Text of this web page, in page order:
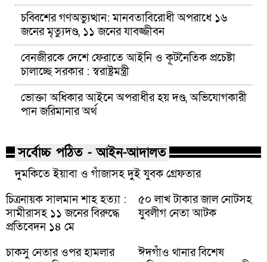
চব্বিশের গণঅভ্যুত্থান: মানবতাবিরোধী অপরাধে ১৬
জনের মৃত্যুদণ্ড, ১১ জনের যাবজ্জীবন
বেনজীরকে দেশে ফেরাতে আইনি ও কূটনৈতিক প্রচেষ্টা
চালাচ্ছে সরকার : স্বরাষ্ট্রমন্ত্রী
ভোক্তা অধিকার আইনে অপরাধীর হয় দণ্ড, অভিযোগকারী
পান জরিমানার অর্থ
সর্বোচ্চ পঠিত - আইন-আদালত
দুমকিতে ইয়াবা ও গাঁজাসহ দুই যুবক গ্রেফতার
চিত্রনায়ক সালমান শাহ হত্যা :
সামীরাসহ ১১ জনের বিরুদ্ধে
প্রতিবেদন ১৪ মে
৫০ লাখ টাকার জাল নোটসহ
যুবলীগ নেতা আটক
চাকসু নেতার ওপর হামলার
ঈদগাঁও থানার বিশেষ